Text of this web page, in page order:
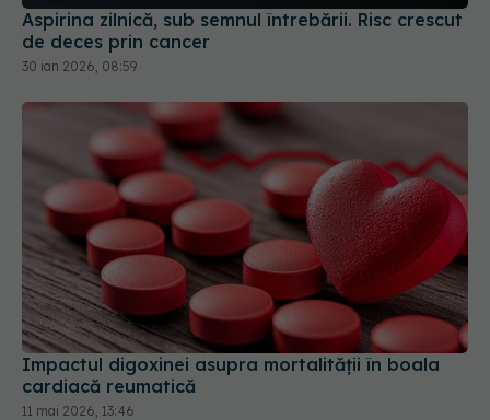
Aspirina zilnică, sub semnul întrebării. Risc crescut
de deces prin cancer
30 ian 2026, 08:59
Impactul digoxinei asupra mortalității în boala
cardiacă reumatică
11 mai 2026, 13:46